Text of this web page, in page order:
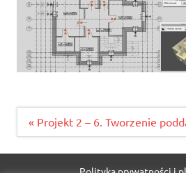
Nawigacja
wpisu
« Projekt 2 – 6. Tworzenie
Polityka prywatności i